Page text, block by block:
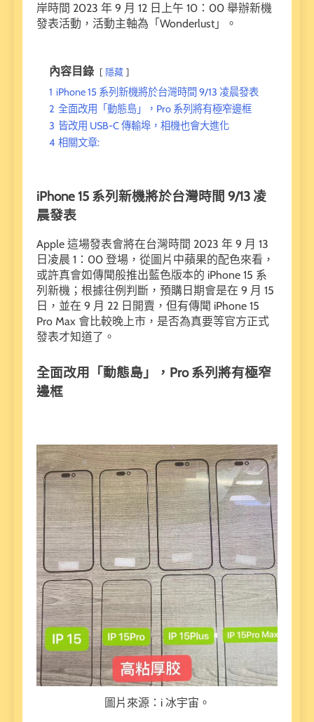
岸時間 2023 年 9 月 12 日上午 10：00 舉辦新機
發表活動，活動主軸為「Wonderlust」。
內容目錄 隱藏
1 iPhone 15 系列新機將於台灣時間 9/13 凌晨發表
2 全面改用「動態島」，Pro 系列將有極窄邊框
3 皆改用 USB-C 傳輸埠，相機也會大進化
4 相關文章:
iPhone 15 系列新機將於台灣時間 9/13 凌
晨發表
Apple 這場發表會將在台灣時間 2023 年 9 月 13
日凌晨 1：00 登場，從圖片中蘋果的配色來看，
或許真會如傳聞般推出藍色版本的 iPhone 15 系
列新機；根據往例判斷，預購日期會是在 9 月 15
日，並在 9 月 22 日開賣，但有傳聞 iPhone 15
Pro Max 會比較晚上市，是否為真要等官方正式
發表才知道了。
全面改用「動態島」，Pro系列將有極窄
邊框
圖片來源：i 冰宇宙。